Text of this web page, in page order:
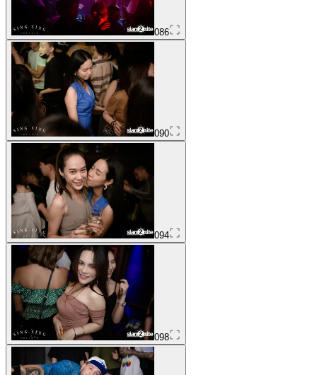
086
090
094
098